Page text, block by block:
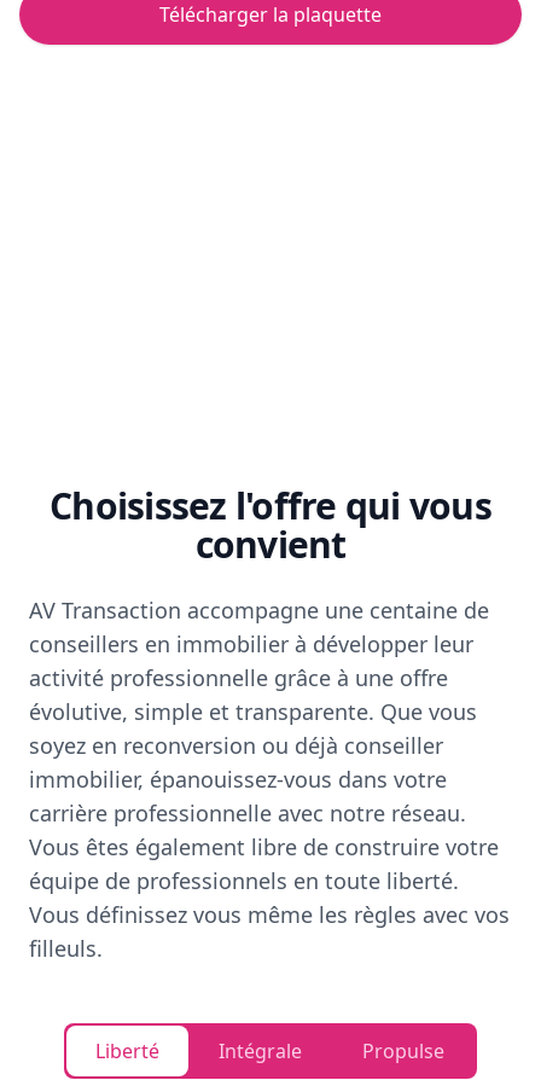
Télécharger la plaquette
Choisissez l'offre qui vous
convient
AV Transaction accompagne une centaine de
conseillers en immobilier à développer leur
activité professionnelle grâce à une offre
évolutive, simple et transparente. Que vous
soyez en reconversion ou déjà conseiller
immobilier, épanouissez-vous dans votre
carrière professionnelle avec notre réseau.
Vous êtes également libre de construire votre
équipe de professionnels en toute liberté.
Vous définissez vous même les règles avec vos
filleuls.
Liberté Intégrale Propulse